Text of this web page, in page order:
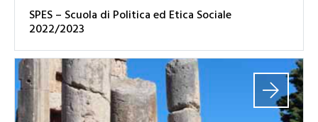
SPES – Scuola di Politica ed Etica Sociale
2022/2023